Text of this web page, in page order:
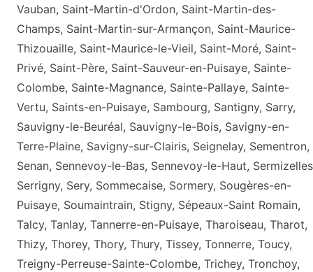
Vauban, Saint-Martin-d'Ordon, Saint-Martin-des-
Champs, Saint-Martin-sur-Armançon, Saint-Maurice-
Thizouaille, Saint-Maurice-le-Vieil, Saint-Moré, Saint-
Privé, Saint-Père, Saint-Sauveur-en-Puisaye, Sainte-
Colombe, Sainte-Magnance, Sainte-Pallaye, Sainte-
Vertu, Saints-en-Puisaye, Sambourg, Santigny, Sarry,
Sauvigny-le-Beuréal, Sauvigny-le-Bois, Savigny-en-
Terre-Plaine, Savigny-sur-Clairis, Seignelay, Sementron,
Senan, Sennevoy-le-Bas, Sennevoy-le-Haut,
Serrigny, Sery, Sommecaise, Sormery, Sougères-en-
Puisaye, Soumaintrain, Stigny, Sépeaux-Saint Romain,
Talcy, Tanlay, Tannerre-en-Puisaye, Tharoiseau, Tharot,
Thizy, Thorey, Thory, Thury, Tissey, Tonnerre, Toucy,
Treigny-Perreuse-Sainte-Colombe, Trichey, Tronchoy,